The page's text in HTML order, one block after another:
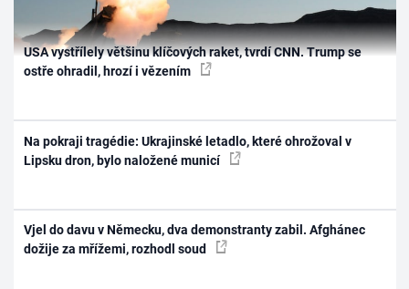
USA vystřílely většinu klíčových raket, tvrdí CNN. Trump se
ostře ohradil, hrozí i vězením
Na pokraji tragédie: Ukrajinské letadlo, které ohrožoval v
Lipsku dron, bylo naložené municí
Vjel do davu v Německu, dva demonstranty zabil. Afghánec
dožije za mřížemi, rozhodl soud